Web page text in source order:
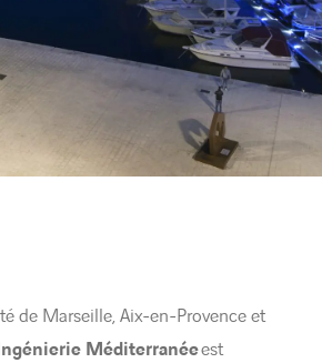
de Marseille, Aix-en-Provence et
Méditerranéeest